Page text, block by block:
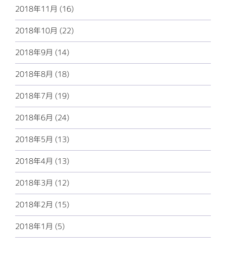
2018年11月 (16)
2018年10月 (22)
2018年9月 (14)
2018年8月 (18)
2018年7月 (19)
2018年6月 (24)
2018年5月 (13)
2018年4月 (13)
2018年3月 (12)
2018年2月 (15)
2018年1月 (5)